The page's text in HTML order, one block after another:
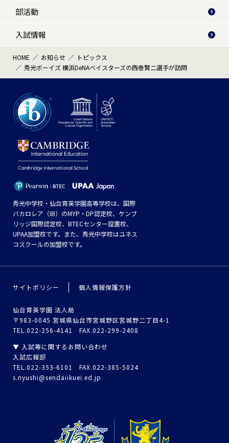
部活動
入試情報
HOME お知らせ
トピックス
秀光ボーイズ 横浜DeNAベイスターズの西巻賢二選手が訪問
秀光中学校・仙台育英学園高等学校は、国際
バカロレア（IB）のMYP・DP認定校、ケンブ
リッジ国際認定校、BTECセンター設置校、
UPAA加盟校です。また、秀光中学校はユネス
コスクールの加盟校です。
サイトポリシー 個人情報保護方針
仙台育英学園 法人局
〒983-0045 宮城県仙台市宮城野区宮城野二丁目4-1
TEL.022-256-4141 FAX.022-299-2408
▼ 入試等に関するお問い合わせ
入試広報部
TEL.022-353-6101 FAX.022-385-5024
s.nyushi@sendaiikuei.ed.jp